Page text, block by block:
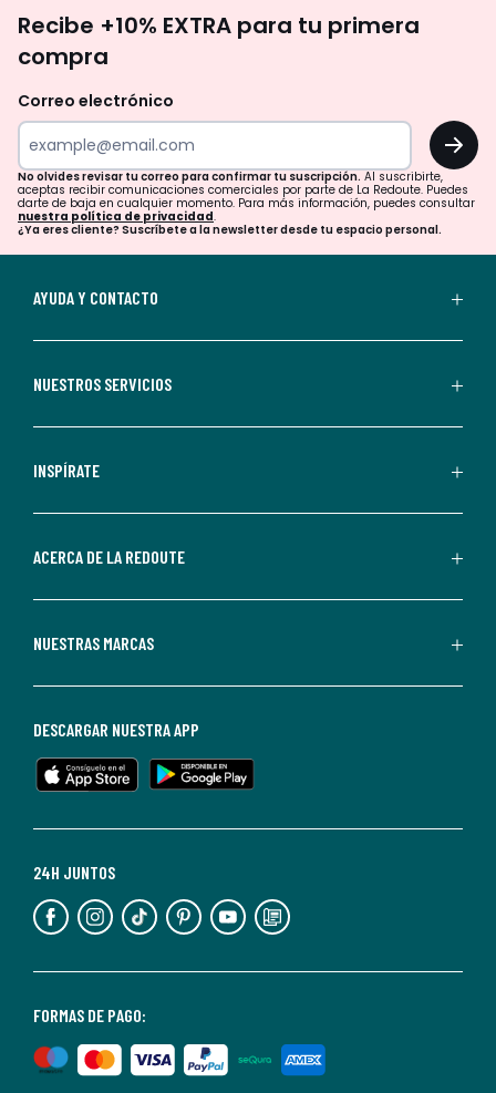
te
tu
para
confirmar
tu
suscripción.
aceptas
comerciales
personalizadas
parte
Redoute.
de
en
cualquier
Para
información,
puedes
nuestra
de
privacidad</2>.
Recibe +10% EXTRA para tu primera
compra
Correo electrónico
OK
No olvides revisar tu correo para confirmar tu suscripción. Al suscribirte,
aceptas recibir comunicaciones comerciales por parte de La Redoute. Puedes
darte de baja en cualquier momento. Para más información, puedes consultar
nuestra política de privacidad.
¿Ya eres cliente? Suscríbete a la newsletter desde tu espacio personal.
AYUDA Y CONTACTO
NUESTROS SERVICIOS
INSPÍRATE
ACERCA DE LA REDOUTE
NUESTRAS MARCAS
FORMAS DE PAGO:
24H JUNTOS
DESCARGAR NUESTRA APP